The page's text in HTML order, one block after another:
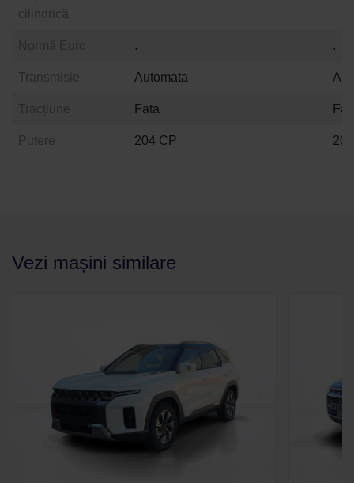
cilindrică
Transmisie
Putere
.
Automata
Fata
204 CP
.
Vezi mașini similare